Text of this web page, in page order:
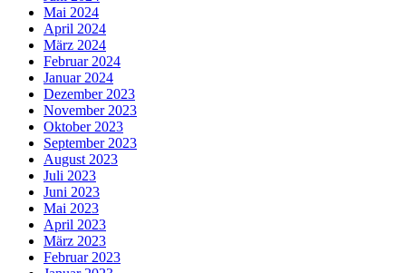
Mai 2024
April 2024
März 2024
Februar 2024
Januar 2024
Dezember 2023
November 2023
Oktober 2023
September 2023
August 2023
Juli 2023
Juni 2023
Mai 2023
April 2023
März 2023
Februar 2023